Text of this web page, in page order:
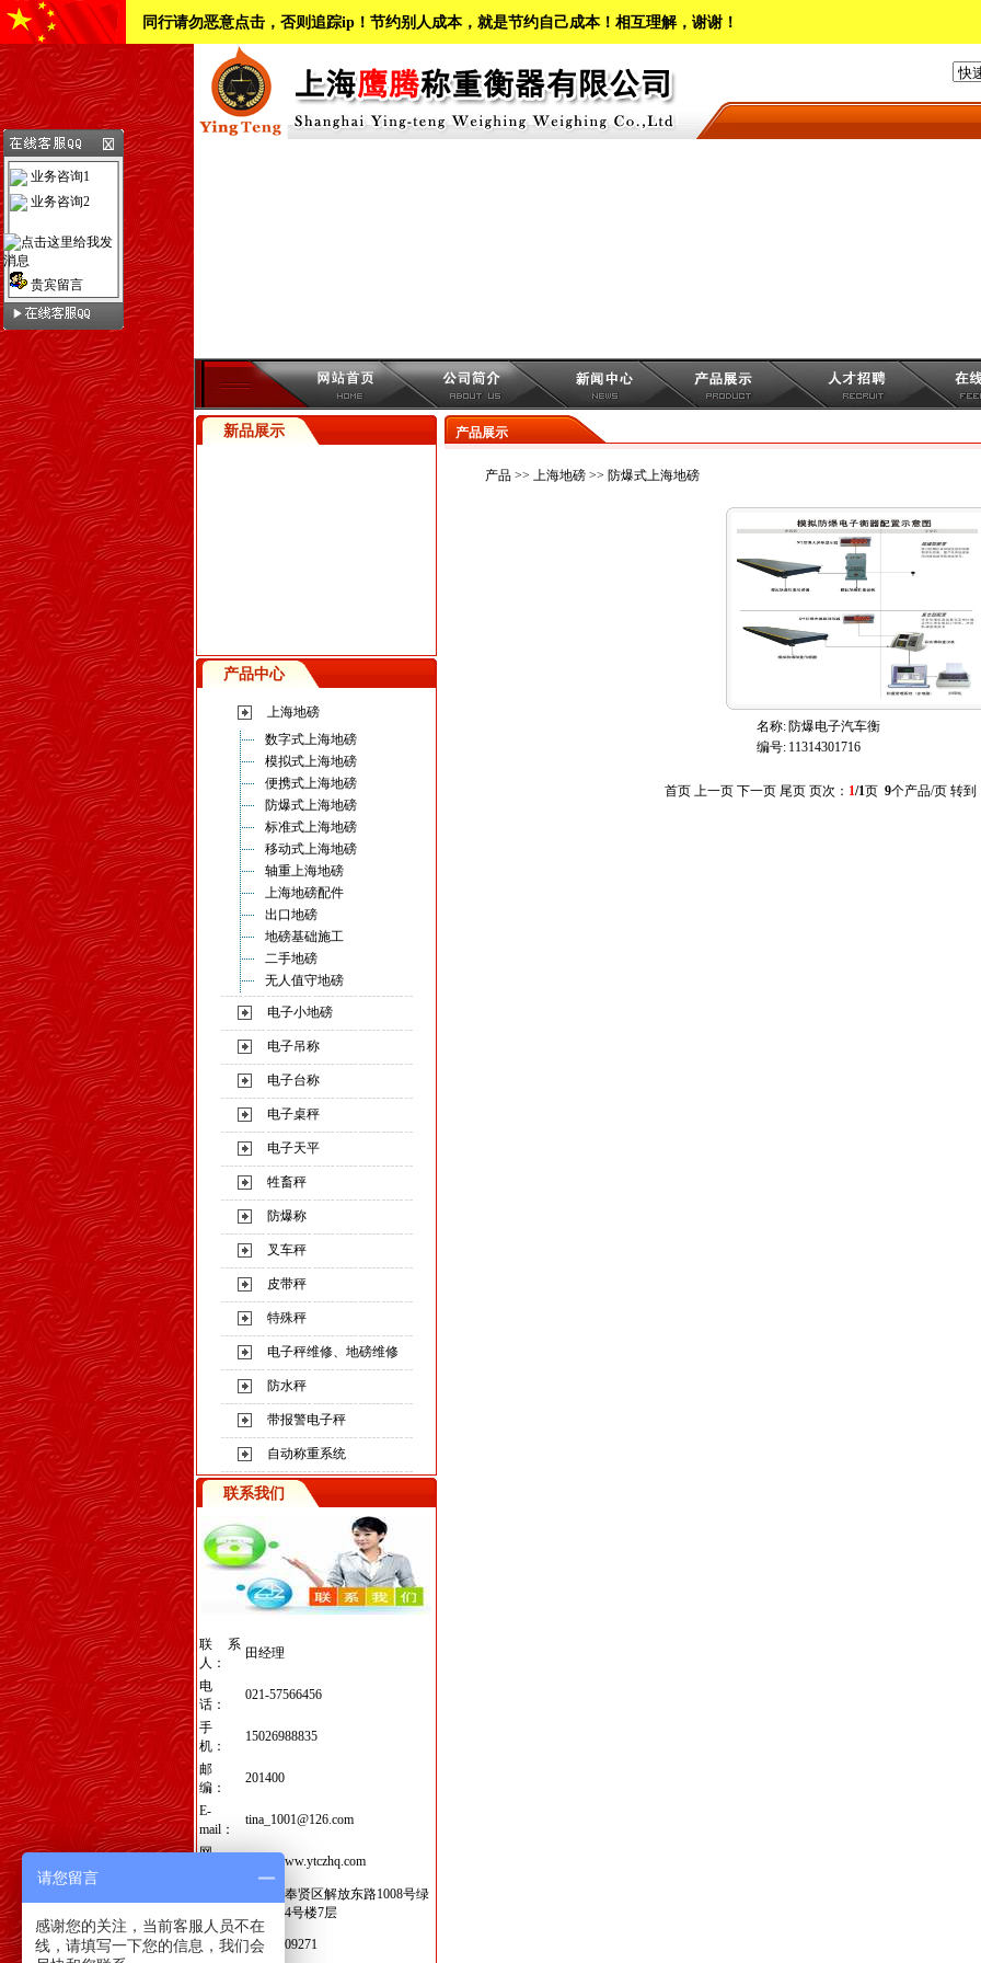
同行请勿恶意点击，否则追踪ip！节约别人成本，就是节约自己成本！相互理解，谢谢！
新品展示
产品中心
上海地磅
数字式上海地磅
模拟式上海地磅
便携式上海地磅
防爆式上海地磅
标准式上海地磅
移动式上海地磅
轴重上海地磅
上海地磅配件
出口地磅
地磅基础施工
二手地磅
无人值守地磅
电子小地磅
电子吊称
电子台称
电子桌秤
电子天平
牲畜秤
防爆称
叉车秤
皮带秤
特殊秤
电子秤维修、地磅维修
防水秤
带报警电子秤
自动称重系统
联系我们
联系
人：
田经理
电
话：
021-57566456
手
机：
15026988835
邮
编：
201400
E-
mail：
tina_1001@126.com
网
http://www.ytczhq.com
上海市奉贤区解放东路1008号绿
地集团4号楼7层
季小
姐：
15221209271
产品展示
产品>> 上海地磅>> 防爆式上海地磅
名称: 防爆电子汽车衡
编号: 11314301716
首页 上一页 下一页 尾页 页次： 1/1页 9个产品/页 转到
业务咨询1
业务咨询2
贵宾留言
请您留言
感谢您的关注，当前客服人员不在
线，请填写一下您的信息，我们会